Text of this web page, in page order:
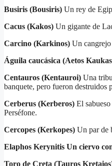
Busiris (Bousiris) Un rey de
Cacus (Kakos) Un gigante de
Carcino (Karkinos) Un
Águila caucásica (Aetos
Centauros (Kentauroi) Una
banquete, pero fueron destruidos
Cerberus (Kerberos) El
Perséfone.
Cercopes (Kerkopes) Un par de
Elaphos Kerynitis Un ciervo
Toro de Creta (Tauros